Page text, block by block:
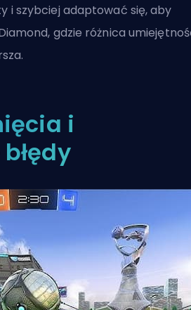
i szybciej adaptować się, aby
gdzie różnica
i